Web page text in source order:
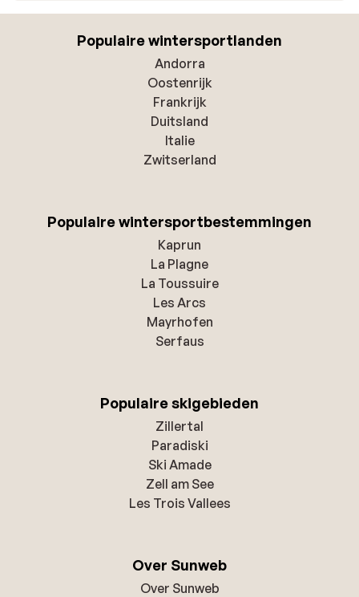
Populaire wintersportlanden
Andorra
Oostenrijk
Frankrijk
Duitsland
Italie
Zwitserland
Populaire wintersportbestemmingen
Kaprun
La Plagne
La Toussuire
Les Arcs
Mayrhofen
Serfaus
Populaire skigebieden
Zillertal
Paradiski
Ski Amade
Zell am See
Les Trois Vallees
Over Sunweb
Over Sunweb